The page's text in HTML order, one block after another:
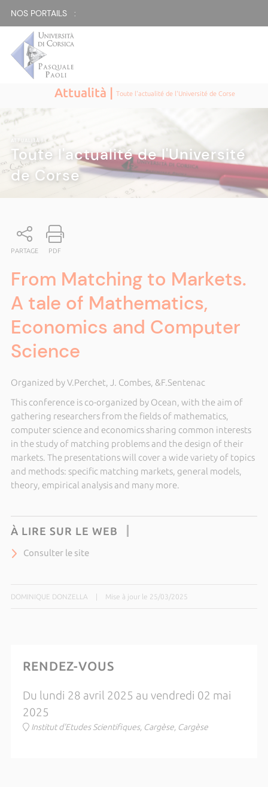
NOS PORTAILS :
Attualità |Toute l'actualité de l'Université de Corse
ATTUALITÀ|
Toute l'actualité de l'Université
de Corse
PARTAGE PDF
From Matching to Markets.
A tale of Mathematics,
Economics and Computer
Science
Organized by V.Perchet, J. Combes, &F.Sentenac
This conference is co-organized by Ocean, with the aim of
gathering researchers from the fields of mathematics,
computer science and economics sharing common interests
in the study of matching problems and the design of their
markets. The presentations will cover a wide variety of topics
and methods: specific matching markets, general models,
theory, empirical analysis and many more.
À LIRE SUR LE WEB
Consulter le site
DOMINIQUE DONZELLA Mise à jour le 25/03/2025
RENDEZ-VOUS
Du lundi 28 avril 2025 au vendredi 02 mai
2025
Institut d'Etudes Scientifiques, Cargèse, Cargèse